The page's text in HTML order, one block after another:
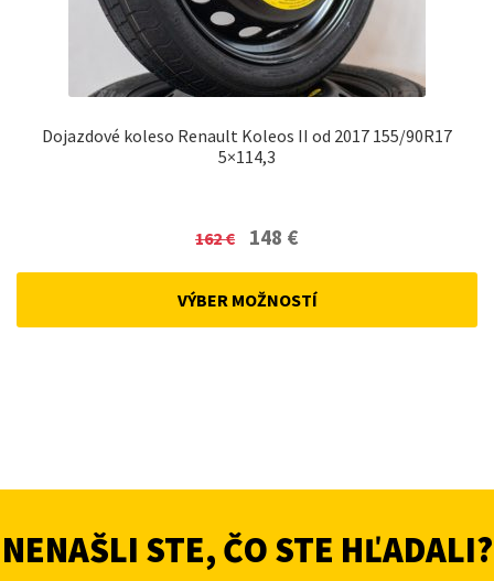
Dojazdové koleso Renault Koleos II od 2017 155/90R17
5×114,3
162€
Original
was:
148 €Current
VÝBER MOŽNOSTÍ
NENAŠLI STE, ČO STE HĽADALI?